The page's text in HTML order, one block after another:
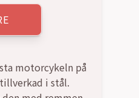
motorcykeln på
i stål.